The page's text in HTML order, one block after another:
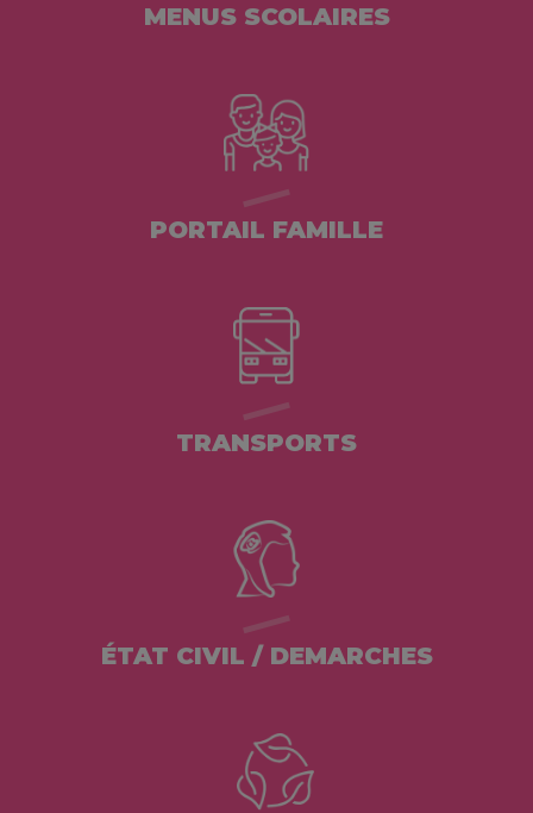
MENUS SCOLAIRES
PORTAIL FAMILLE
TRANSPORTS
ÉTAT CIVIL / DEMARCHES